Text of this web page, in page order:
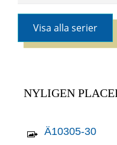
Visa alla serier
NYLIGEN
Ä10305-30